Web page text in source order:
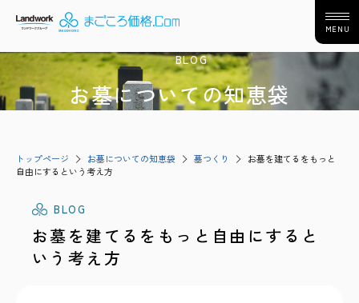
MENU
BLOG
お墓についての知恵袋
トップページ お墓についての知恵袋 墓つくり
お墓を建てるをもっと
自由にするという考え方
BLOG
お墓を建てるをもっと自由にすると
いう考え方